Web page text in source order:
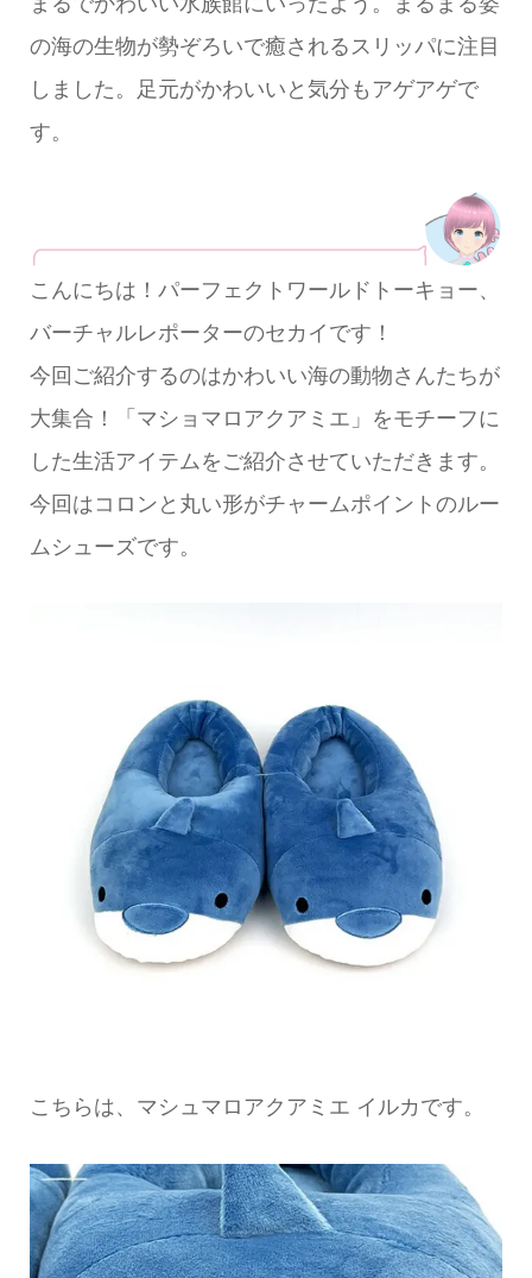
の海の生物が勢ぞろいで癒されるスリッパに注目
しました。足元がかわいいと気分もアゲアゲで
す。
こんにちは！パーフェクトワールドトーキョー、
バーチャルレポーターのセカイです！
今回ご紹介するのはかわいい海の動物さんたちが
大集合！「マショマロアクアミエ」をモチーフに
した生活アイテムをご紹介させていただきます。
今回はコロンと丸い形がチャームポイントのルー
ムシューズです。
こちらは、マシュマロアクアミエ イルカです。